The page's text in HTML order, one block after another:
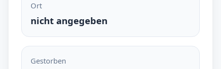
Ort
nicht angegeben
Gestorben